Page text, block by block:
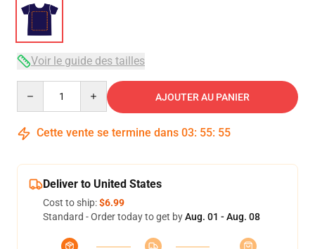
Voir le guide des tailles
AJOUTER AU PANIER
Cette vente se termine dans 03: 55: 54
Deliver to United States
Cost to ship:$6.99
Standard - Order today to get byAug. 01 - Aug. 08